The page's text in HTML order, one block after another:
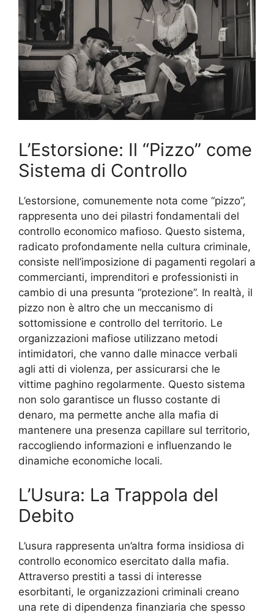
L’Estorsione: Il “Pizzo” come
Sistema di Controllo
L’estorsione, comunemente nota come “pizzo”,
rappresenta uno dei pilastri fondamentali del
controllo economico mafioso. Questo sistema,
radicato profondamente nella cultura criminale,
consiste nell’imposizione di pagamenti regolari a
commercianti, imprenditori e professionisti in
cambio di una presunta “protezione”. In realtà, il
pizzo non è altro che un meccanismo di
sottomissione e controllo del territorio. Le
organizzazioni mafiose utilizzano metodi
intimidatori, che vanno dalle minacce verbali
agli atti di violenza, per assicurarsi che le
vittime paghino regolarmente. Questo sistema
non solo garantisce un flusso costante di
denaro, ma permette anche alla mafia di
mantenere una presenza capillare sul territorio,
raccogliendo informazioni e influenzando le
dinamiche economiche locali.
L’Usura: La Trappola del
Debito
L’usura rappresenta un’altra forma insidiosa di
controllo economico esercitato dalla mafia.
Attraverso prestiti a tassi di interesse
esorbitanti, le organizzazioni criminali creano
una rete di dipendenza finanziaria che spesso